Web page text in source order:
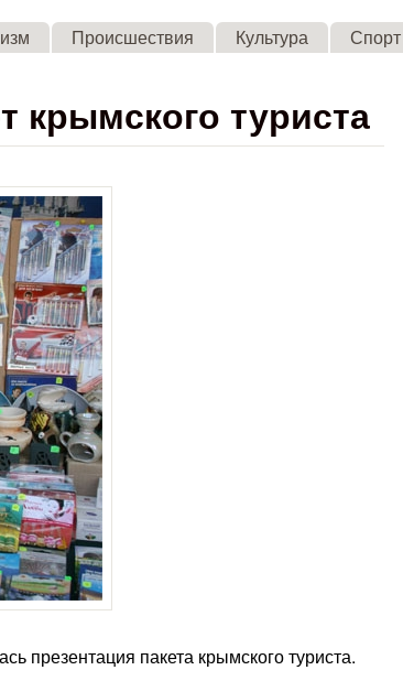
to main content
Происшествия Культура Спорт
крымского туриста
презентация пакета крымского туриста.